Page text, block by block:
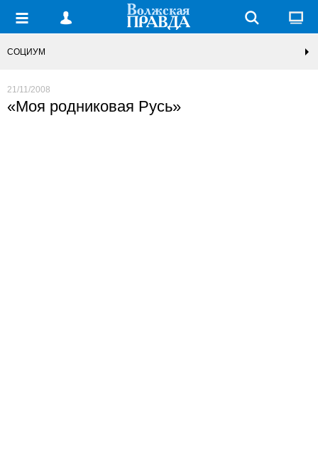
СОЦИУМ
21/11/2008
«Моя родниковая Русь»